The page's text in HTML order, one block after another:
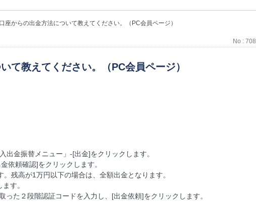
座からの出金方法について教えてください。（PC会員ページ）
No : 708
て教えてください。（PC会員ページ）
金振替メニュー」-[出金]をクリックします。
依頼確認]をクリックします。
残高が1万円以下の場合は、全額出金となります。
す。
た２段階認証コードを入力し、[出金依頼]をクリックします。